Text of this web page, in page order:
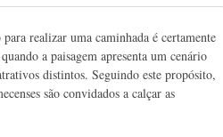
realizar uma caminhada é certamente
a paisagem apresenta um cenário
distintos. Seguindo este propósito,
são convidados a calçar as